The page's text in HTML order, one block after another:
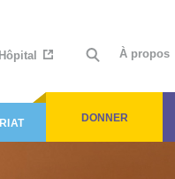
À propos
DONNER